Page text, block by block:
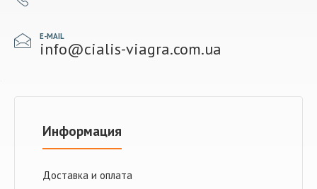
E-MAIL
info@cialis-viagra.com.ua
Информация
Доставка и оплата